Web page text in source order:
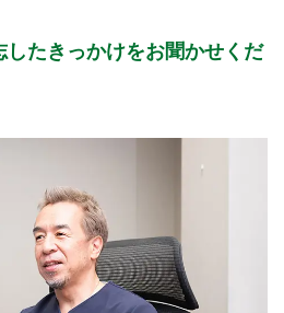
たきっかけをお聞かせくだ